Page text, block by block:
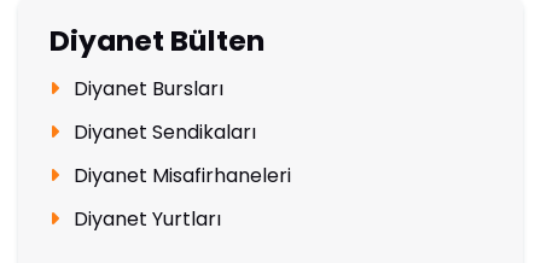
Diyanet Bülten
Diyanet Bursları
Diyanet Sendikaları
Diyanet Misafirhaneleri
Diyanet Yurtları